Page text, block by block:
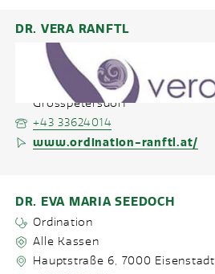
DR. VERA RANFTL
Ordination
Alle Kassen
Feldgasse 40,7503
Grosspetersdorf
+43 33624014
www.ordination-ranftl.at/
DR. EVA MARIA SEEDOCH
Ordination
Alle Kassen
Hauptstraße 6, 7000 Eisenstadt